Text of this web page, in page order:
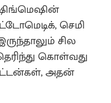
செமி
சில
கொள்வது
அதன்